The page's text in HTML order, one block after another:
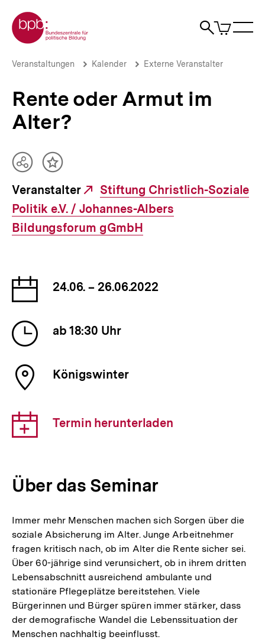
zum
Seiteninhalt
springen
Zur Startseite der bpb
Suche
Artikel
im
Rente
Alter?
bpb.de
Brotkrümelnavigation
Pfadnavigation
Veranstaltungen Kalender Externe Veranstalter
Rente oder Armut im
Alter?
Veranstalter
Externer
Link:
Stiftung Christlich-Soziale
Politik e.V. / Johannes-Albers
Bildungsforum gGmbH
Teilen
Optionen
anzeigen
Inhalt
merken
Datum
der
Veranstaltung
24.06. – 26.06.2022
Uhrzeit
der
Veranstaltung
ab 18:30 Uhr
Ort
der
Königswinter
Download-
Link:
Termin herunterladen
Über das Seminar
Immer mehr Menschen machen sich Sorgen über die
soziale Absicherung im Alter. Junge Arbeitnehmer
fragen kritisch nach, ob im Alter die Rente sicher sei.
Über 60-jährige sind verunsichert, ob in ihrem dritten
Lebensabschnitt ausreichend ambulante und
stationäre Pflegeplätze bereitstehen. Viele
Bürgerinnen und Bürger spüren immer stärker, dass
der demografische Wandel die Lebenssituation der
Menschen nachhaltig beeinflusst.